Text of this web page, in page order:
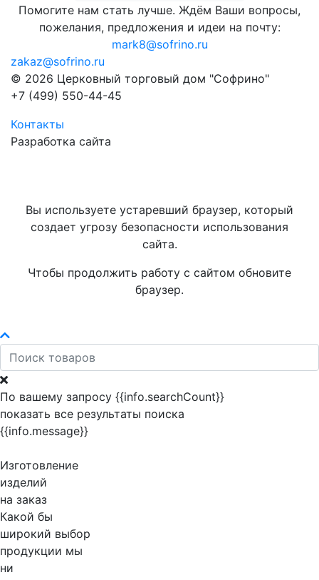
Помогите нам стать лучше. Ждём Ваши вопросы,
пожелания, предложения и идеи на почту:
mark8@sofrino.ru
zakaz@sofrino.ru
© 2026 Церковный торговый дом "Софрино"
+7 (499) 550-44-45
Контакты
Разработка сайта
Вы используете устаревший браузер, который
создает угрозу безопасности использования
сайта.
Чтобы продолжить работу с сайтом обновите
браузер.
По вашему запросу {{info.searchCount}}
показать все результаты поиска
{{info.message}}
Изготовление
изделий
на заказ
Какой бы
широкий выбор
продукции мы
ни